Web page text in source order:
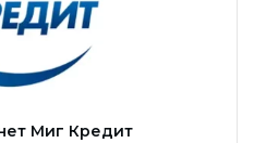
Миг Кредит